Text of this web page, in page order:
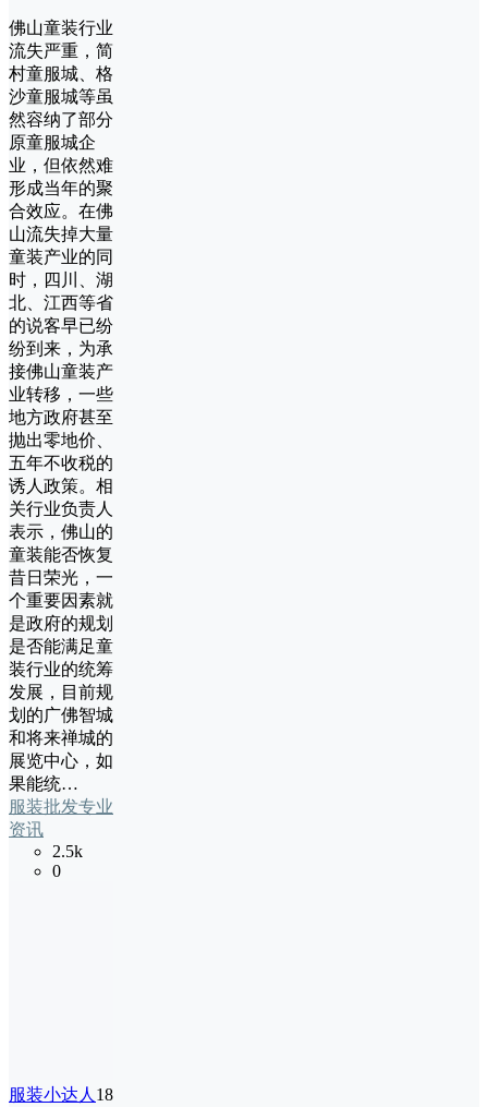
佛山童装行业
流失严重，简
村童服城、格
沙童服城等虽
然容纳了部分
原童服城企
业，但依然难
形成当年的聚
合效应。在佛
山流失掉大量
童装产业的同
时，四川、湖
北、江西等省
的说客早已纷
纷到来，为承
接佛山童装产
业转移，一些
地方政府甚至
抛出零地价、
五年不收税的
诱人政策。相
关行业负责人
表示，佛山的
童装能否恢复
昔日荣光，一
个重要因素就
是政府的规划
是否能满足童
装行业的统筹
发展，目前规
划的广佛智城
和将来禅城的
展览中心，如
果能统…
服装批发专业
资讯
2.5k
0
服装小达人 18